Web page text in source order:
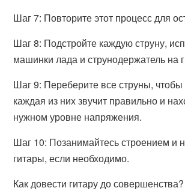
Шаг 7: Повторите этот процесс для
Шаг 8: Подстройте каждую струну,
машинки лада и струнодержатель на
Шаг 9: Переберите все струны, чтобы
каждая из них звучит правильно и
нужном уровне напряжения.
Шаг 10: Позанимайтесь строением и
гитары, если необходимо.
Как довести гитару до